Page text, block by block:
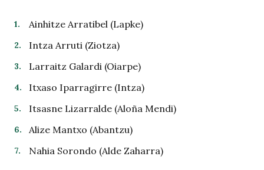
Ainhitze Arratibel (Lapke)
Intza Arruti (Ziotza)
Larraitz Galardi (Oiarpe)
Itxaso Iparragirre (Intza)
Itsasne Lizarralde (Aloña Mendi)
Alize Mantxo (Abantzu)
Nahia Sorondo (Alde Zaharra)